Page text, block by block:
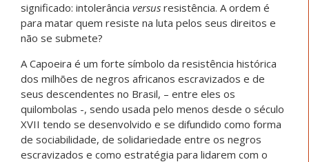
significado: intolerância versus resistência. A ordem é
para matar quem resiste na luta pelos seus direitos e
não se submete?
A Capoeira é um forte símbolo da resistência histórica
dos milhões de negros africanos escravizados e de
seus descendentes no Brasil, – entre eles os
quilombolas -, sendo usada pelo menos desde o século
XVII tendo se desenvolvido e se difundido como forma
de sociabilidade, de solidariedade entre os negros
escravizados e como estratégia para lidarem com o